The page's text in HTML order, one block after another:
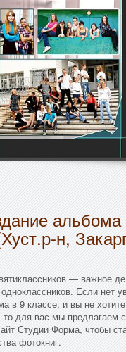
н,
— важное
Если нет
в 9 классе, и вы не хотите
то для вас мы предлагаем
Студии Форма, чтобы
фотокниг.